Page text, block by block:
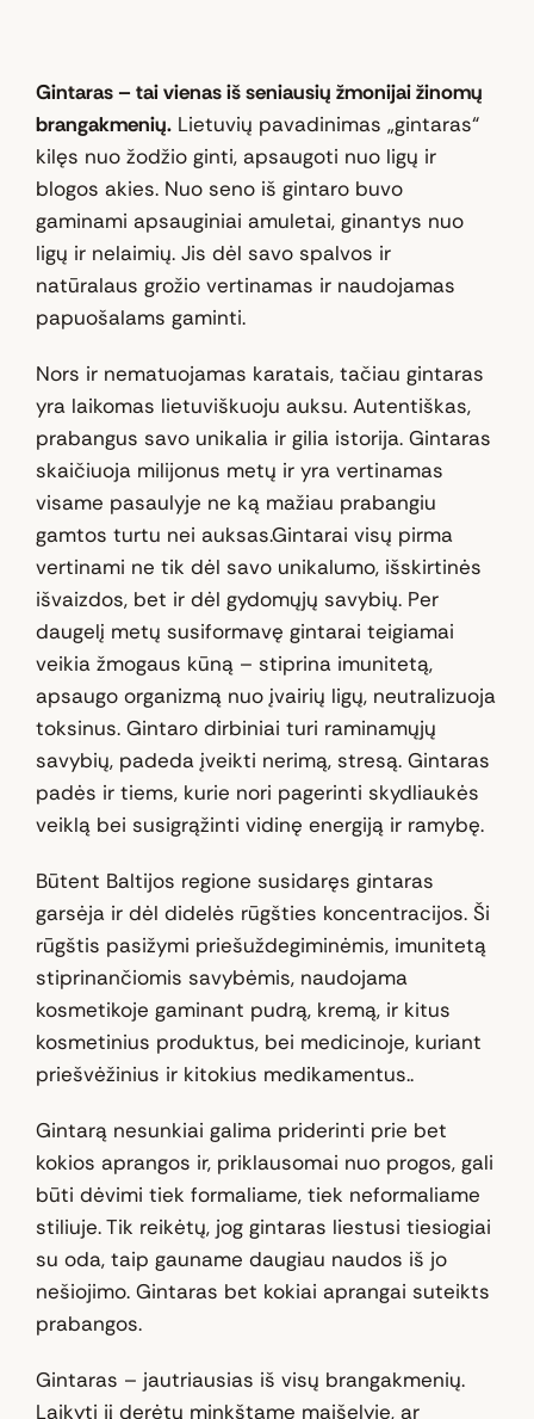
Gintaras – tai vienas iš seniausių žmonijai žinomų
brangakmenių.Lietuvių pavadinimas „gintaras“
kilęs nuo žodžio ginti, apsaugoti nuo ligų ir
blogos akies. Nuo seno iš gintaro buvo
gaminami apsauginiai amuletai, ginantys nuo
ligų ir nelaimių. Jis dėl savo spalvos ir
natūralaus grožio vertinamas ir naudojamas
papuošalams gaminti.
Nors ir nematuojamas karatais, tačiau gintaras
yra laikomas lietuviškuoju auksu. Autentiškas,
prabangus savo unikalia ir gilia istorija. Gintaras
skaičiuoja milijonus metų ir yra vertinamas
visame pasaulyje ne ką mažiau prabangiu
gamtos turtu nei auksas.Gintarai visų pirma
vertinami ne tik dėl savo unikalumo, išskirtinės
išvaizdos, bet ir dėl gydomųjų savybių. Per
daugelį metų susiformavę gintarai teigiamai
veikia žmogaus kūną – stiprina imunitetą,
apsaugo organizmą nuo įvairių ligų, neutralizuoja
toksinus. Gintaro dirbiniai turi raminamųjų
savybių, padeda įveikti nerimą, stresą. Gintaras
padės ir tiems, kurie nori pagerinti skydliaukės
veiklą bei susigrąžinti vidinę energiją ir ramybę.
Būtent Baltijos regione susidaręs gintaras
garsėja ir dėl didelės rūgšties koncentracijos. Ši
rūgštis pasižymi priešuždegiminėmis, imunitetą
stiprinančiomis savybėmis, naudojama
kosmetikoje gaminant pudrą, kremą, ir kitus
kosmetinius produktus, bei medicinoje, kuriant
priešvėžinius ir kitokius medikamentus..
Gintarą nesunkiai galima priderinti prie bet
kokios aprangos ir, priklausomai nuo progos, gali
būti dėvimi tiek formaliame, tiek neformaliame
stiliuje. Tik reikėtų, jog gintaras liestusi tiesiogiai
su oda, taip gauname daugiau naudos iš jo
nešiojimo. Gintaras bet kokiai aprangai suteikts
prabangos.
Gintaras – jautriausias iš visų brangakmenių.
Laikyti jį derėtų minkštame maišelyje, ar